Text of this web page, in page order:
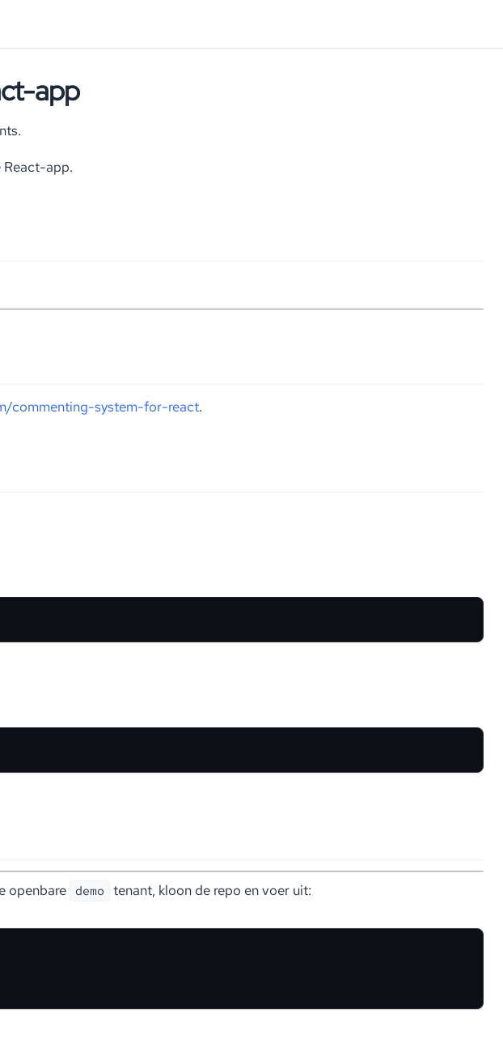
app
React-app.
commenting-system-for-react.
openbare demo tenant, kloon de repo en voer uit: